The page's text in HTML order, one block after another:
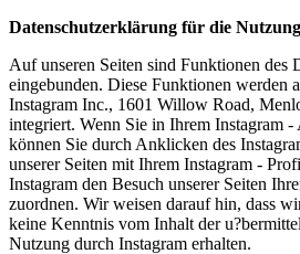
Datenschutzerklärung für die
Auf unseren Seiten sind Funktionen des
eingebunden. Diese Funktionen werden
Instagram Inc., 1601 Willow Road,
integriert. Wenn Sie in Ihrem Instagram
können Sie durch Anklicken des
unserer Seiten mit Ihrem Instagram -
Instagram den Besuch unserer Seiten
zuordnen. Wir weisen darauf hin, dass
keine Kenntnis vom Inhalt der
Nutzung durch Instagram erhalten.